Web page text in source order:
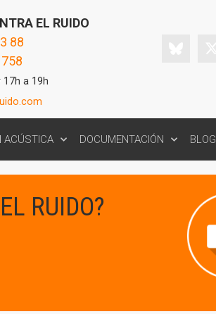
EL RUIDO
88
a 19h
ACÚSTICA DOCUMENTACIÓN BLOG
RUIDO?